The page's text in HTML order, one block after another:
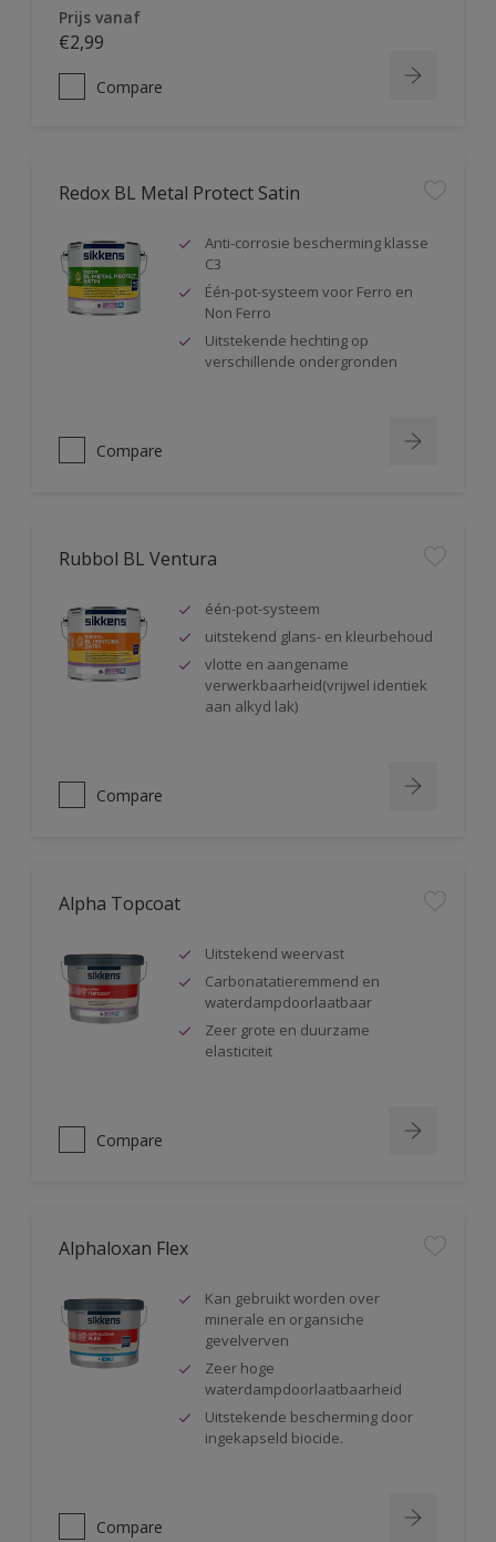
Prijs vanaf
€2,99
Compare
Redox BL Metal Protect Satin
Anti-corrosie bescherming klasse
C3
Één-pot-systeem voor Ferro en
Non Ferro
Uitstekende hechting op
verschillende ondergronden
Compare
Rubbol BL Ventura
één-pot-systeem
uitstekend glans- en kleurbehoud
vlotte en aangename
verwerkbaarheid(vrijwel identiek
aan alkyd lak)
Compare
Alpha Topcoat
Uitstekend weervast
Carbonatatieremmend en
waterdampdoorlaatbaar
Zeer grote en duurzame
elasticiteit
Compare
Alphaloxan Flex
Kan gebruikt worden over
minerale en organsiche
gevelverven
Zeer hoge
waterdampdoorlaatbaarheid
Uitstekende bescherming door
ingekapseld biocide.
Compare